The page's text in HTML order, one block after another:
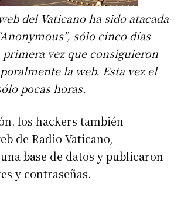
del Vaticano ha sido atacada
sólo cinco días
primera vez que consiguieron
la web. Esta vez el
pocas horas.
los hackers también
de Radio Vaticano,
base de datos y publicaron
y contraseñas.